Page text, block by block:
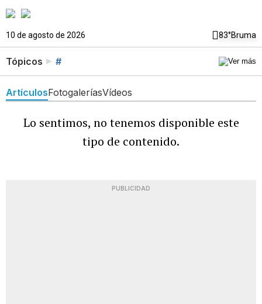
10 de agosto de 2026 83°Bruma
Tópicos #
ArtículosFotogaleríasVídeos
Lo sentimos, no tenemos disponible este
tipo de contenido.
PUBLICIDAD